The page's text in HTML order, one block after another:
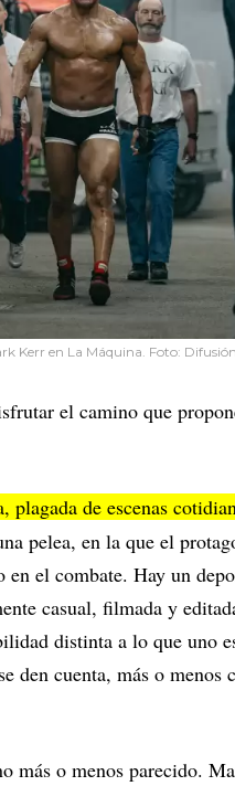
Kerr en La Máquina. Foto:
el camino que
de escenas
pelea, en la que el
el combate. Hay un
casual, filmada y
distinta a lo que uno
den cuenta, más o menos
más o menos parecido.